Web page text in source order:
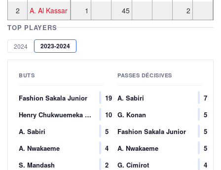
2
A. Al Kassar 1 45 2
TOP PLAYERS
2024 2023-2024
BUTS
Fashion Sakala Junior
19
Henry Chukwuemeka Onyekuru
10
A. Sabiri
5
A. Nwakaeme
4
S. Mandash
2
PASSES DÉCISIVES
A. Sabiri
7
G. Konan
5
Fashion Sakala Junior
5
A. Nwakaeme
5
G. Cimirot
4